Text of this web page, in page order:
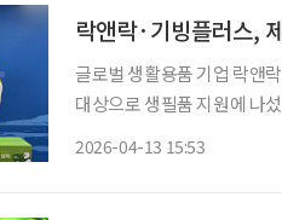
락앤락·기빙플러스,
글로벌 생활용품 기업 락앤
대상으로 생필품 지원에 나
2026-04-13 15:53